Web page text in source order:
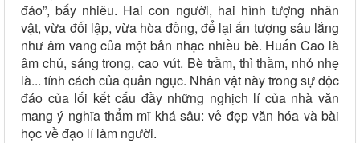
đáo”, bấy nhiêu. Hai con người, hai hình tượng nhân
vật, vừa đối lập, vừa hòa đồng, để lại ấn tượng sâu lắng
như âm vang của một bản nhạc nhiều bè. Huấn Cao là
âm chủ, sáng trong, cao vút. Bè trầm, thì thầm, nhỏ nhẹ
là... tính cách của quản ngục. Nhân vật này trong sự độc
đáo của lối kết cấu đầy những nghịch lí của nhà văn
mang ý nghĩa thẩm mĩ khá sâu: vẻ đẹp văn hóa và bài
học về đạo lí làm người.